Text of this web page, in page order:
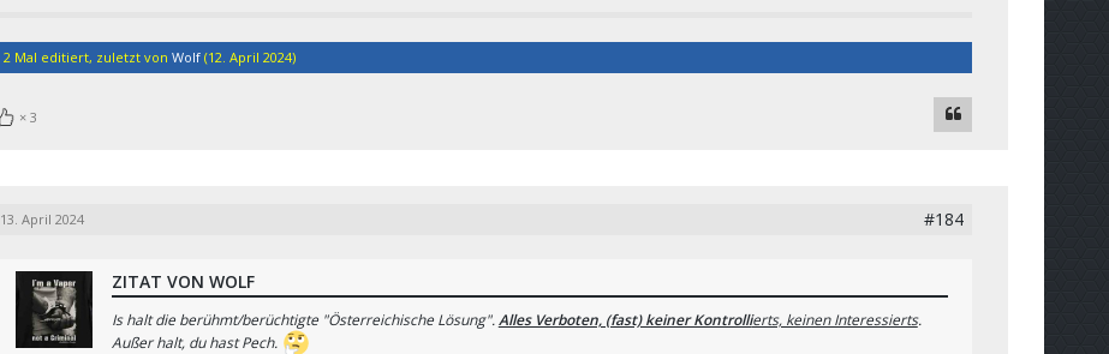
2 Mal editiert, zuletzt von Wolf(12. April 2024)
3
13. April 2024 #184
ZITAT VON WOLF
Is halt die berühmt/berüchtigte "Österreichische Lösung".Alles Verboten, (fast) keiner Kontrollierts, keinen Interessierts.
Außer halt, du hast Pech.